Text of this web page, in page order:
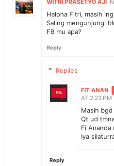
WITRI PRASETYO AJI
Haloha Fitri, masih
Saling mengunjungi
FB mu apa?
Reply
Replies
FIT ANAN
AT 2:23 PM
Masih bgd
Qt ud
Fi Ananda
Iya
Reply